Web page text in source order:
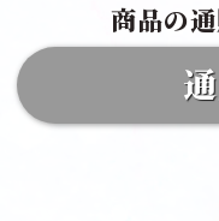
商品の